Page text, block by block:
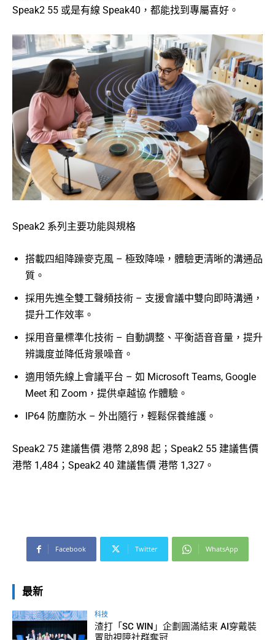
Speak2 55 或是有線 Speak40，都能找到專屬喜好。
Speak2 系列主要功能與規格
搭載四組降躁麥克風 – 極致降噪，體驗更清晰的溝通品
質。
採用先進全雙工聲頻技術 – 支援會議中雙向即時溝通，
提升工作效率。
採用音量標準化技術 – 自動調整、平衡語音音量，提升
辨識度並降低背景噪音。
適用領先線上會議平台 – 如 Microsoft Teams, Google
Meet 和 Zoom，提供卓越協 作體驗。
IP64 防塵防水 – 外出隨行，輕鬆保養維護。
Speak2 75 建議售價 港幣 2,898 起；Speak2 55 建議售價
港幣 1,484；Speak2 40 建議售價 港幣 1,327。
Facebook Twitter WhatsApp
最新
科技
渣打「SC WIN」企劃圓滿結束 AI穿戴裝
置助視障社群奪冠